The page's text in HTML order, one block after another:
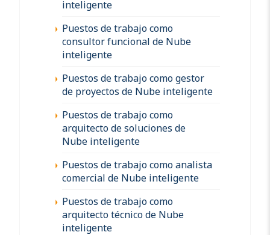
inteligente
Puestos de trabajo como
consultor funcional de Nube
inteligente
Puestos de trabajo como gestor
de proyectos de Nube inteligente
Puestos de trabajo como
arquitecto de soluciones de
Nube inteligente
Puestos de trabajo como analista
comercial de Nube inteligente
Puestos de trabajo como
arquitecto técnico de Nube
inteligente